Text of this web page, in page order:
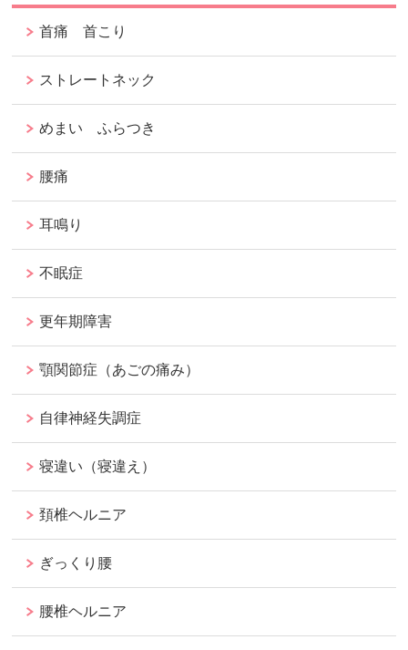
首痛 首こり
ストレートネック
めまい ふらつき
腰痛
耳鳴り
不眠症
更年期障害
顎関節症（あごの痛み）
自律神経失調症
寝違い（寝違え）
頚椎ヘルニア
ぎっくり腰
腰椎ヘルニア